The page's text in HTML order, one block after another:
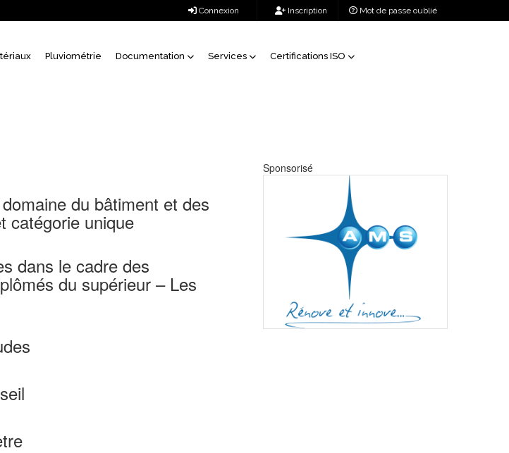
Connexion Inscription Mot de passe oublié
Pluviométrie Documentation Services Certifications ISO
du bâtiment et des
catégorie unique
dans le cadre des
du supérieur – Les
Sponsorisé